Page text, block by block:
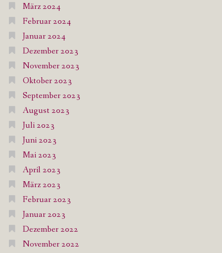
März 2024
Februar 2024
Januar 2024
Dezember 2023
November 2023
Oktober 2023
September 2023
August 2023
Juli 2023
Juni 2023
Mai 2023
April 2023
März 2023
Februar 2023
Januar 2023
Dezember 2022
November 2022